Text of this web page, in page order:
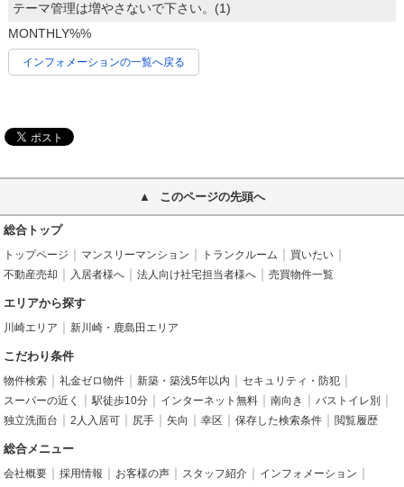
テーマ管理は増やさないで下さい。(1)
MONTHLY%%
インフォメーションの一覧へ戻る
このページの先頭へ
総合トップ
トップページ マンスリーマンション トランクルーム
買いたい
不動産売却
入居者様へ 法人向け社宅担当者様へ 売買物件一覧
エリアから探す
川崎エリア 新川崎・鹿島田エリア
こだわり条件
物件検索 礼金ゼロ物件 新築・築浅5年以内
セキュリティ・防犯
スーパーの近く
駅徒歩10分 インターネット無料 南向き
バストイレ別
独立洗面台
2人入居可 尻手 矢向 幸区 保存した検索条件 閲覧履歴
総合メニュー
会社概要 採用情報 お客様の声 スタッフ紹介
インフォメーション